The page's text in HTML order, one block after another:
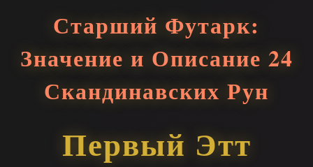
Старший Футарк:
Значение и Описание 24
Скандинавских Рун
Первый Этт